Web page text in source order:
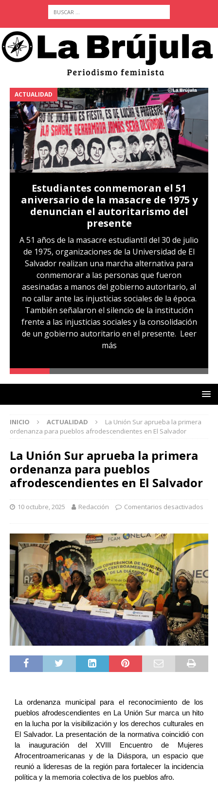
ACTUALIDAD
Estudiantes conmemoran el 51
aniversario de la masacre de 1975 y
denuncian el autoritarismo del
presente
A 51 años de la masacre estudiantil del 30 de julio
de 1975, organizaciones de la Universidad de El
Salvador realizan una marcha alternativa para
conmemorar a las personas que fueron
asesinadas a manos del gobierno autoritario, al
no callar ante las injusticias sociales de la época.
También señalaron el silencio de la institución
frente a las injusticias sociales y la consolidación
de un gobierno autoritario en el presente. Leer
más
INICIO ACTUALIDAD
La Unión Sur aprueba la primera
ordenanza para pueblos afrodescendientes en El Salvador
La Unión Sur aprueba la primera
ordenanza para pueblos
afrodescendientes en El Salvador
10 octubre, 2025 Redacción Comentarios desactivados
La ordenanza municipal para el reconocimiento de los
pueblos afrodescendientes en La Unión Sur marca un hito
en la lucha por la visibilización y los derechos culturales en
El Salvador. La presentación de la normativa coincidió con
la inauguración del XVIII Encuentro de Mujeres
Afrocentroamericanas y de la Diáspora, un espacio que
reunió a lideresas de la región para fortalecer la incidencia
política y la memoria colectiva de los pueblos afro.